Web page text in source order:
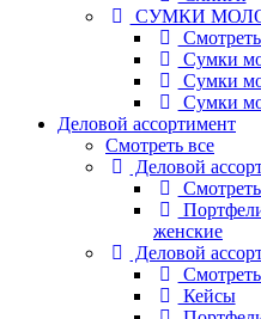
СУМКИ
Сумки
Сумки
Сумки
Деловой ассортимент
Смотреть все
Деловой
женские
Деловой
Кейсы